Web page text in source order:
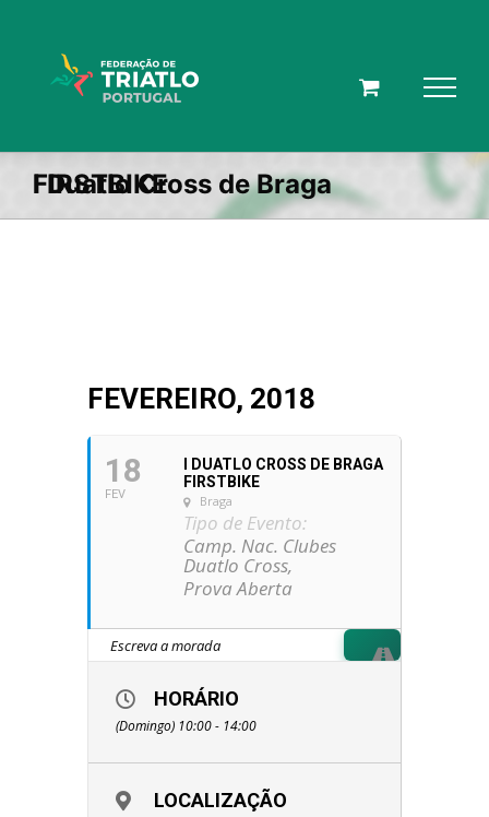
I Duatlo Cross de Braga FIRSTBIKE
FEVEREIRO, 2018
18
FEV
I DUATLO CROSS DE BRAGA
FIRSTBIKE
Braga
Tipo de Evento:
Camp. Nac. Clubes
Duatlo Cross,
Prova Aberta
HORÁRIO
(Domingo) 10:00 - 14:00
LOCALIZAÇÃO